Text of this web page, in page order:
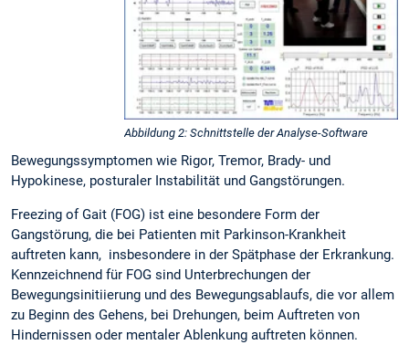
Abbildung 2: Schnittstelle der Analyse-Software
Bewegungssymptomen wie Rigor, Tremor, Brady- und
Hypokinese, posturaler Instabilität und Gangstörungen.
Freezing of Gait (FOG) ist eine besondere Form der
Gangstörung, die bei Patienten mit Parkinson-Krankheit
auftreten kann, insbesondere in der Spätphase der Erkrankung.
Kennzeichnend für FOG sind Unterbrechungen der
Bewegungsinitiierung und des Bewegungsablaufs, die vor allem
zu Beginn des Gehens, bei Drehungen, beim Auftreten von
Hindernissen oder mentaler Ablenkung auftreten können.